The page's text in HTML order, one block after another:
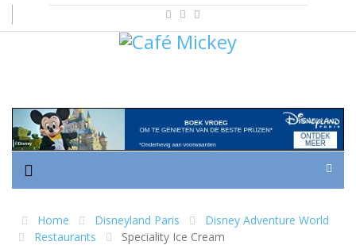
Home Disneyland Paris
Disney Adventure World
Restaurants
Speciality Ice Cream